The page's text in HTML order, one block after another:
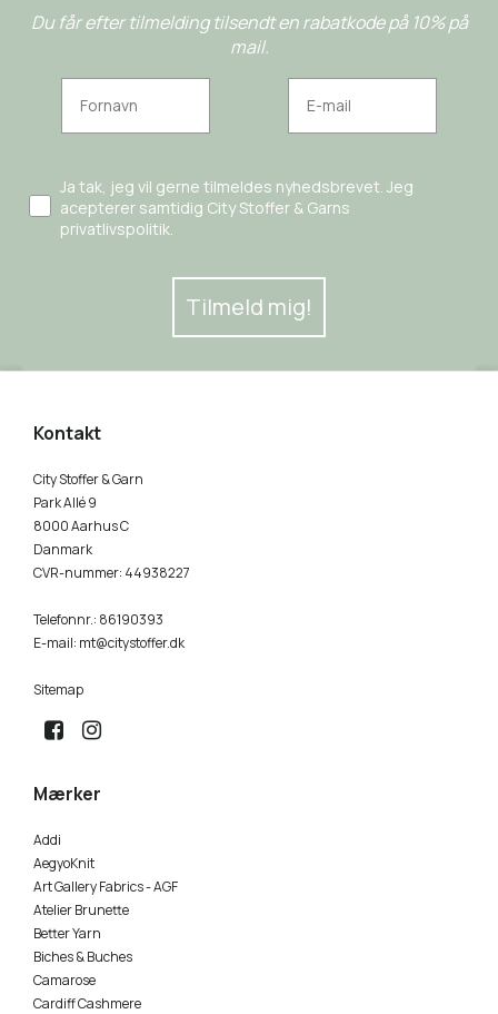
Du får efter tilmelding tilsendt en rabatkode på 10% på
mail.
Ja tak, jeg vil gerne tilmeldes nyhedsbrevet. Jeg
acepterer samtidig City Stoffer & Garns
privatlivspolitik.
Tilmeld mig!
Kontakt
City Stoffer & Garn
Park Allé 9
8000 Aarhus C
Danmark
CVR-nummer: 44938227
Telefonnr.: 86190393
E-mail: mt@citystoffer.dk
Sitemap
Mærker
Addi
AegyoKnit
Art Gallery Fabrics - AGF
Atelier Brunette
Better Yarn
Biches & Buches
Camarose
Cardiff Cashmere